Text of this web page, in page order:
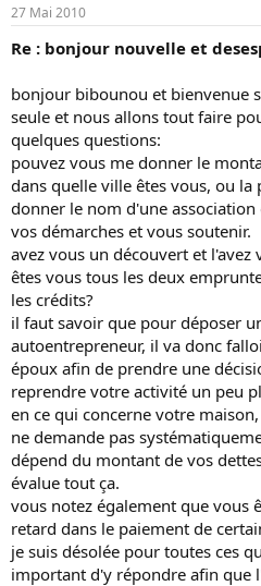
27 Mai 2010
Re : bonjour nouvelle et
bonjour bibounou et bienvenue
seule et nous allons tout faire
quelques questions:
pouvez vous me donner le
dans quelle ville êtes vous, ou la
donner le nom d'une
vos démarches et vous soutenir.
avez vous un découvert et l'avez
êtes vous tous les deux
les crédits?
il faut savoir que pour déposer
autoentrepreneur, il va donc
époux afin de prendre une
reprendre votre activité un peu
en ce qui concerne votre
ne demande pas
dépend du montant de vos
évalue tout ça.
vous notez également que vous
retard dans le paiement de
je suis désolée pour toutes ces
important d'y répondre afin que